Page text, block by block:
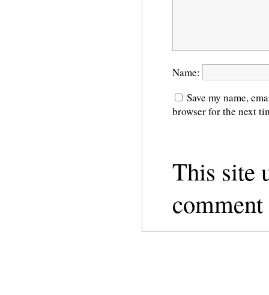
Name:
Save my name,
browser for the next
This site
comment